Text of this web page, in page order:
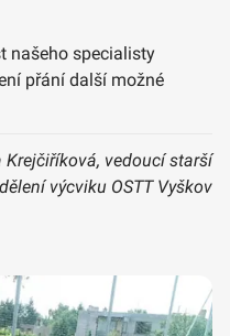
našeho specialisty
přání další možné
vedoucí starší
výcviku OSTT Vyškov